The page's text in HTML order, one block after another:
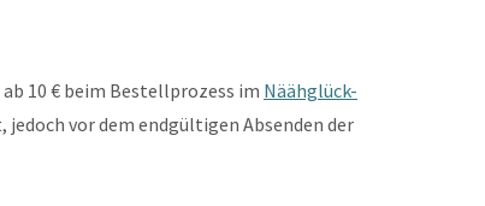
10 € beim Bestellprozess im Näähglück-
vor dem endgültigen Absenden der